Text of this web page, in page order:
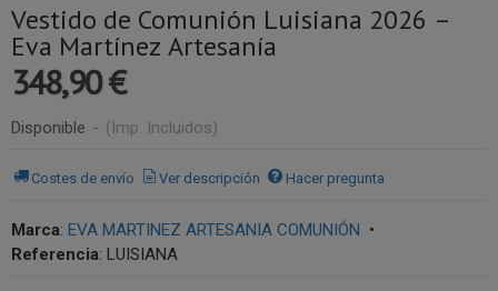
Vestido de Comunión Luisiana 2026 –
Eva Martínez Artesanía
348,90 €
Disponible - (Imp. Incluidos)
Costes de envío Ver descripción Hacer pregunta
Marca: EVA MARTINEZ ARTESANIA COMUNIÓN •
Referencia: LUISIANA